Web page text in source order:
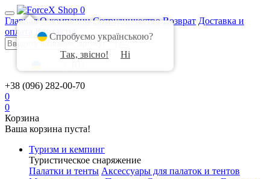
0
Главная О компании Сотрудничество Возврат Доставка и
оплата
Контакты
+38 (096) 282-00-70
0
0
Корзина
Ваша корзина пуста!
Туризм и кемпинг
Туристическое снаряжение
Палатки и тенты Аксессуары для палаток и тентов
Спробуємо українською?
Так, звісно!
Ні